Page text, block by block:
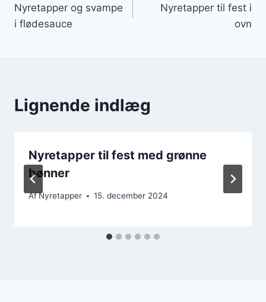
Nyretapper og svampe
i flødesauce
Nyretapper til fest i
ovn
Lignende indlæg
Nyretapper til fest med grønne
bønner
AfNyretapper 15. december 2024